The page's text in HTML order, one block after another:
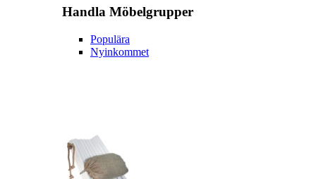
Handla Möbelgrupper
Populära
Nyinkommet